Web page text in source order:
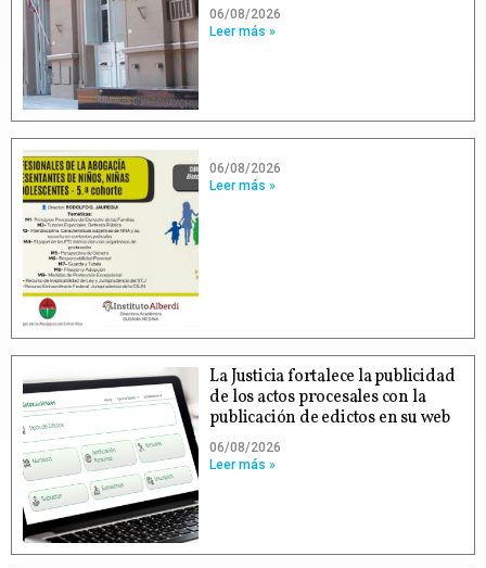
06/08/2026
Leer más »
06/08/2026
Leer más »
La Justicia fortalece la publicidad
de los actos procesales con la
publicación de edictos en su web
06/08/2026
Leer más »